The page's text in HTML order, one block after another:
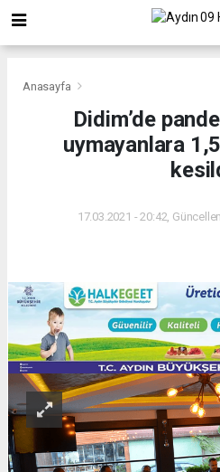
Anasayfa
Didim’de
uymayanlara
17.03.2021 - 20:42,